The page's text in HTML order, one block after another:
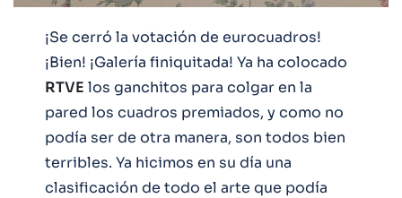
¡Se cerró la votación de eurocuadros!
¡Bien! ¡Galería finiquitada! Ya ha colocado
RTVE los ganchitos para colgar en la
pared los cuadros premiados, y como no
podía ser de otra manera, son todos bien
terribles. Ya hicimos en su día una
clasificación de todo el arte que podía